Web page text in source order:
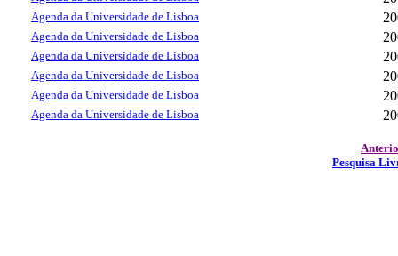
Agenda da Universidade de Lisboa
Agenda da Universidade de Lisboa
Agenda da Universidade de Lisboa
Agenda da Universidade de Lisboa
Agenda da Universidade de Lisboa
Agenda da Universidade de Lisboa
Pesquisa